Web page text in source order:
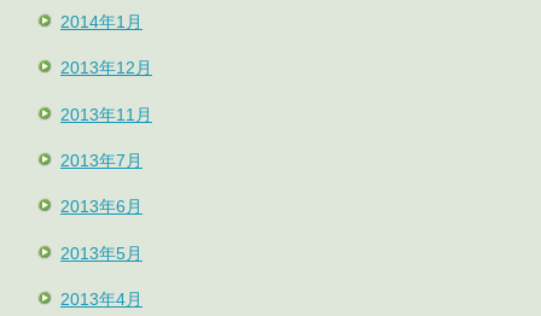
2014年1月
2013年12月
2013年11月
2013年7月
2013年6月
2013年5月
2013年4月